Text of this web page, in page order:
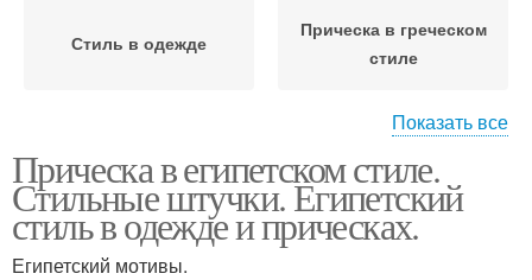
Стиль в одежде
Прическа в греческом
стиле
волосы
стиле
Показать все
Прическа в египетском стиле.
Стильные штучки. Египетский
стиль в одежде и прическах.
Египетский мотивы.